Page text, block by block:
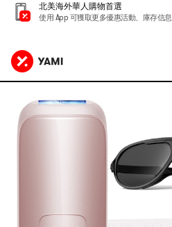
北美海外華人購物首選
使用 App 可獲取更多優惠活動、庫存信